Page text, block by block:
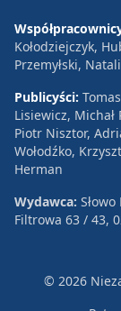
Kołodziejczyk,
Przemyłski,
Publicyści:
Lisiewicz, Michał
Piotr Nisztor,
Wołodźko,
Herman
Wydawca:
Filtrowa 63 / 43,
© 2026